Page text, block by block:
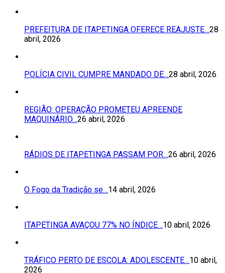
PREFEITURA DE ITAPETINGA OFERECE REAJUSTE…28
abril, 2026
POLÍCIA CIVIL CUMPRE MANDADO DE…28 abril, 2026
REGIÃO: OPERAÇÃO PROMETEU APREENDE
MAQUINÁRIO…26 abril, 2026
RÁDIOS DE ITAPETINGA PASSAM POR…26 abril, 2026
O Fogo da Tradição se…14 abril, 2026
ITAPETINGA AVAÇOU 77% NO ÍNDICE…10 abril, 2026
TRÁFICO PERTO DE ESCOLA: ADOLESCENTE…10 abril,
2026